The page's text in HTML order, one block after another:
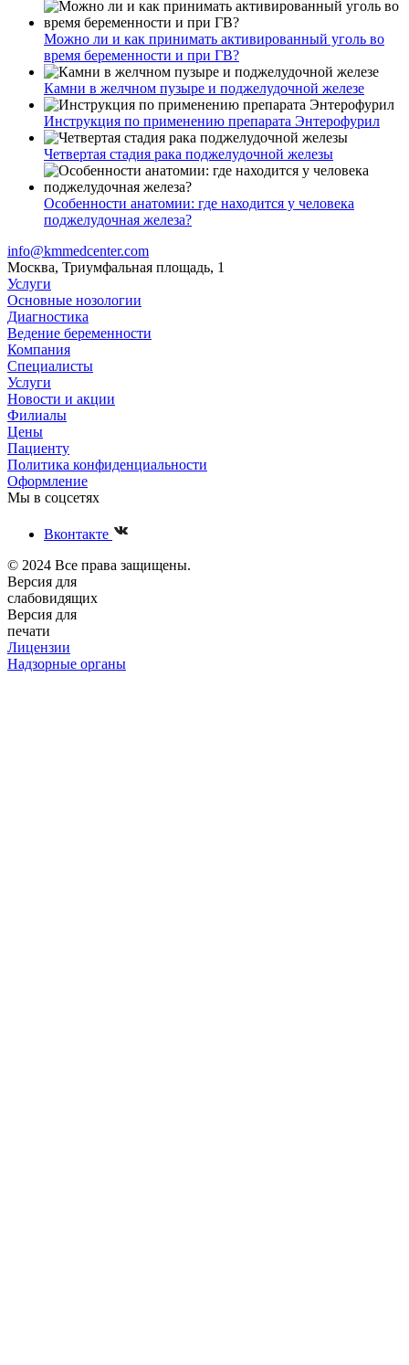
Можно ли и как принимать активированный уголь во
время беременности и при ГВ?
Камни в желчном пузыре и поджелудочной железе
Инструкция по применению препарата Энтерофурил
Четвертая стадия рака поджелудочной железы
Особенности анатомии: где находится у человека
поджелудочная железа?
info@kmmedcenter.com
Москва, Триумфальная площадь, 1
Услуги
Основные нозологии
Диагностика
Ведение беременности
Компания
Специалисты
Услуги
Новости и акции
Филиалы
Цены
Пациенту
Политика конфиденциальности
Оформление
Мы в соцсетях
Вконтакте
© 2024 Все права защищены.
Версия для
слабовидящих
Версия для
печати
Лицензии
Надзорные органы